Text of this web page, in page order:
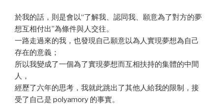
於我的話，則是會以“了解我、認同我、願意為了對方的夢
想互相付出”為條件與人交往。
一路走過來的我，也發現自己願意以為人實現夢想為自己
存在的意義；
所以我變成了一個為了實現夢想而互相扶持的集體的中間
人，
經歷了六年的思考，我就此跳出了其他人給我的限制，接
受了自己是 polyamory 的事實。